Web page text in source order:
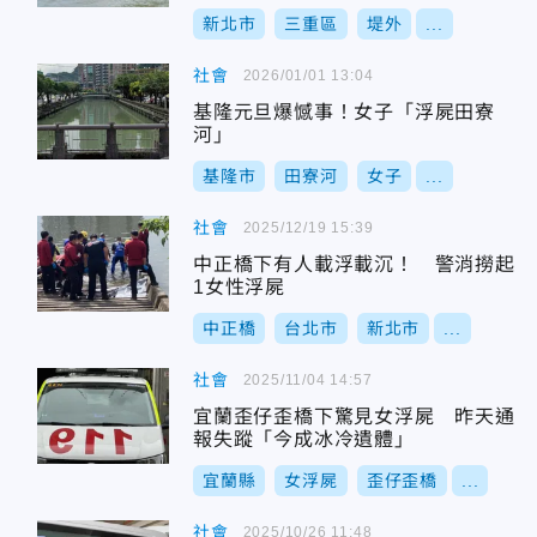
新北市 三重區 堤外
社會
基隆元旦爆憾事！女子「浮屍田寮
河」
基隆市 田寮河 女子
2026/01/01 13:04
社會
中正橋下有人載浮載沉！ 警消撈起
1女性浮屍
中正橋 台北市 新北市
2025/12/19 15:39
社會
宜蘭歪仔歪橋下驚見女浮屍 昨天通
報失蹤「今成冰冷遺體」
宜蘭縣 女浮屍 歪仔歪橋
2025/11/04 14:57
社會 2025/10/26 11:48